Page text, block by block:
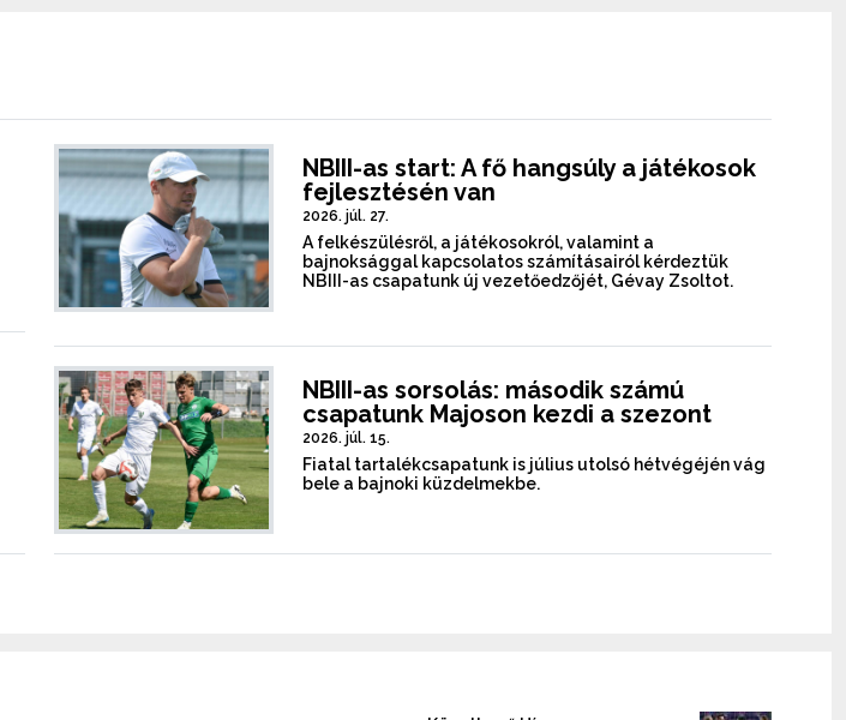
NBIII-as start: A fő hangsúly a játékosok
fejlesztésén van
2026. júl. 27.
A felkészülésről, a játékosokról, valamint a
bajnoksággal kapcsolatos számításairól kérdeztük
NBIII-as csapatunk új vezetőedzőjét, Gévay Zsoltot.
NBIII-as sorsolás: második számú
csapatunk Majoson kezdi a szezont
2026. júl. 15.
Fiatal tartalékcsapatunk is július utolsó hétvégéjén vág
bele a bajnoki küzdelmekbe.